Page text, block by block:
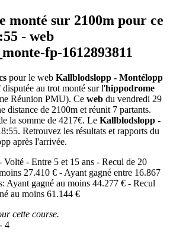
monté sur 2100m pour ce
- web
pour le web Kallblodslopp - Montélopp
au trot monté sur l'hippodrome
Réunion PMU). Ce web du vendredi 29
distance de 2100m et réunit 7 partants.
la somme de 4217€. Le Kallblodslopp -
Retrouvez les résultats et rapports du
après l'arrivée.
Volté - Entre 5 et 15 ans - Recul de 20
27.410 € - Ayant gagné entre 16.867
Ayant gagné au moins 44.277 € - Recul
au moins 61.144 €
cette course.
- 4